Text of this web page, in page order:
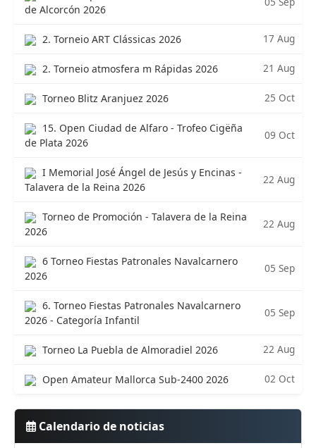
de Alcorcón 2026
2. Torneio ART Clássicas 2026 17 Aug
2. Torneio atmosfera m Rápidas 2026 21 Aug
Torneo Blitz Aranjuez 2026 25 Oct
15. Open Ciudad de Alfaro - Trofeo Cigëña
de Plata 2026
09 Oct
I Memorial José Ángel de Jesús y Encinas -
Talavera de la Reina 2026
22 Aug
Torneo de Promoción - Talavera de la Reina
2026
22 Aug
6 Torneo Fiestas Patronales Navalcarnero
2026
05 Sep
6. Torneo Fiestas Patronales Navalcarnero
2026 - Categoría Infantil
05 Sep
Torneo La Puebla de Almoradiel 2026 22 Aug
Open Amateur Mallorca Sub-2400 2026 02 Oct
Calendario de noticias